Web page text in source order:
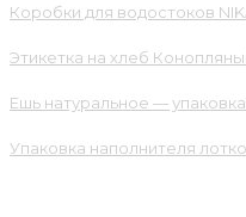
Коробки для водостоков
Этикетка на хлеб
Ешь натуральное —
Упаковка наполнителя